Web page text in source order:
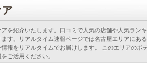
を紹介いたします。口コミで人気の店舗や人気ラン
す。リアルタイム速報ページでは名古屋エリアにあ
報をリアルタイムでお届けします。 このエリアのボ
ご活用ください。